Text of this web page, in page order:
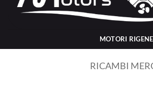
MOTORI
RICAMBI